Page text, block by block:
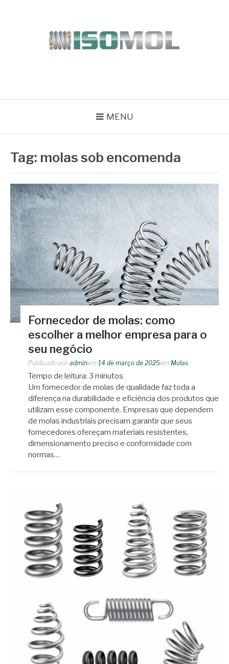
MENU
Tag: molas sob encomenda
Fornecedor de molas: como
escolher a melhor empresa para o
seu negócio
Publicado por adminem 14 de março de 2025em Molas
Tempo de leitura: 3 minutos
Um fornecedor de molas de qualidade faz toda a
diferença na durabilidade e eficiência dos produtos que
utilizam esse componente. Empresas que dependem
de molas industriais precisam garantir que seus
fornecedores ofereçam materiais resistentes,
dimensionamento preciso e conformidade com
normas…